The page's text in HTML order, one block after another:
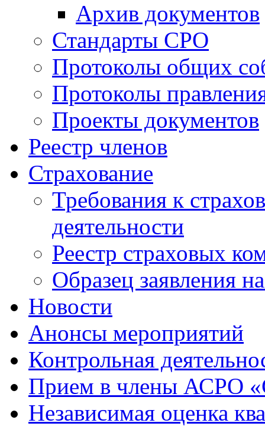
Архив документов
Стандарты СРО
Протоколы общих
Протоколы
Проекты документов
Реестр членов
Страхование
Требования к
деятельности
Реестр страховых
Образец заявления
Новости
Анонсы мероприятий
Контрольная
Прием в члены АСРО
Независимая оценка